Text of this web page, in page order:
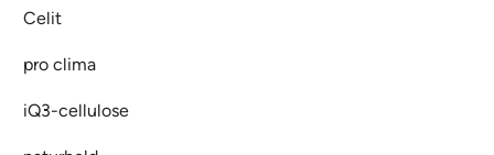
Celit
pro clima
iQ3-cellulose